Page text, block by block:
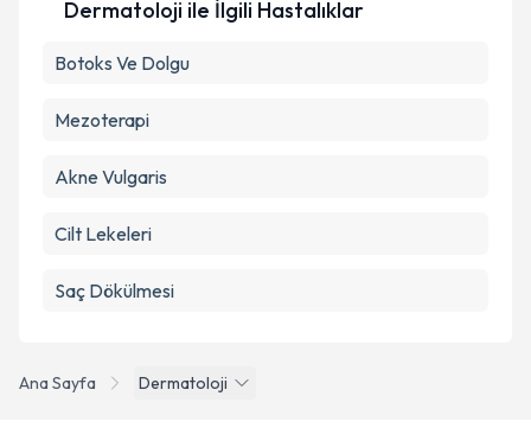
Ana Sayfa Dermatoloji
Dermatoloji ile İlgili Hastalıklar
Botoks Ve Dolgu
Mezoterapi
Akne Vulgaris
Cilt Lekeleri
Saç Dökülmesi